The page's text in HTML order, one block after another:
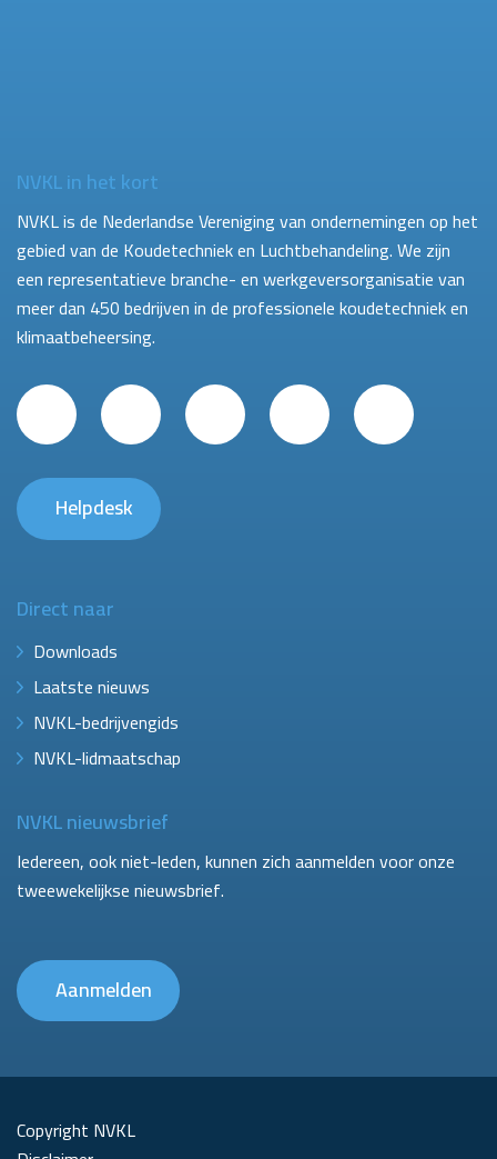
NVKL in het kort
NVKL is de Nederlandse Vereniging van ondernemingen op het
gebied van de Koudetechniek en Luchtbehandeling. We zijn
een representatieve branche- en werkgeversorganisatie van
meer dan 450 bedrijven in de professionele koudetechniek en
klimaatbeheersing.
Helpdesk
Direct naar
Downloads
Laatste nieuws
NVKL-bedrijvengids
NVKL-lidmaatschap
NVKL nieuwsbrief
Iedereen, ook niet-leden, kunnen zich aanmelden voor onze
tweewekelijkse nieuwsbrief.
Aanmelden
Copyright NVKL